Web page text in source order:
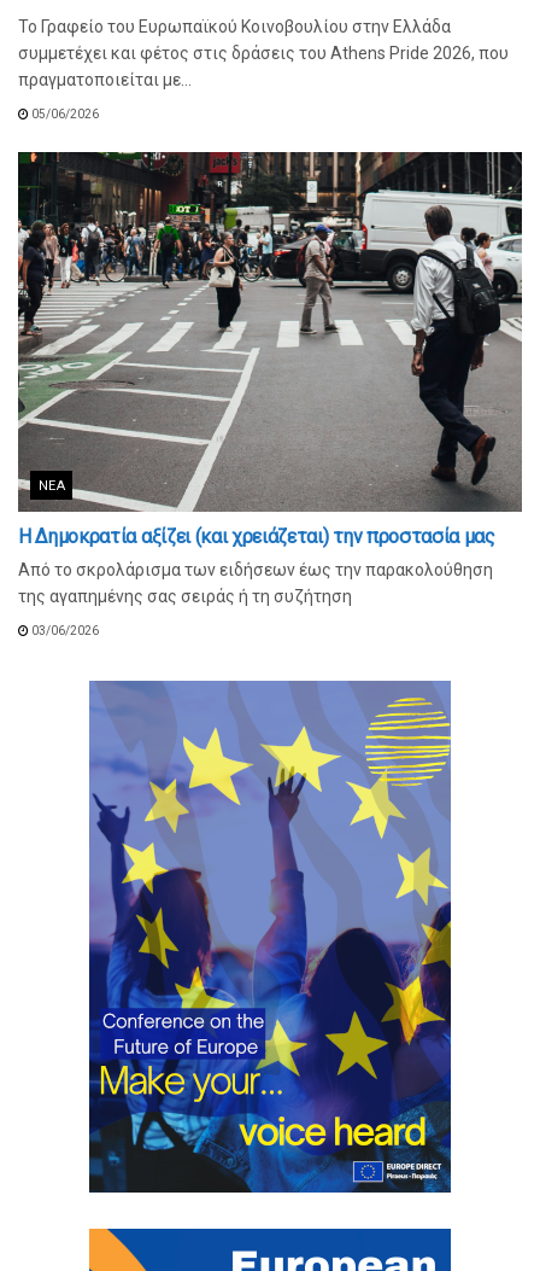
Το Γραφείο του Ευρωπαϊκού Κοινοβουλίου στην Ελλάδα
συμμετέχει και φέτος στις δράσεις του Athens Pride 2026, που
πραγματοποιείται με...
05/06/2026
ΝΈΑ
Η Δημοκρατία αξίζει (και χρειάζεται) την προστασία μας
Από το σκρολάρισμα των ειδήσεων έως την παρακολούθηση
της αγαπημένης σας σειράς ή τη συζήτηση
03/06/2026